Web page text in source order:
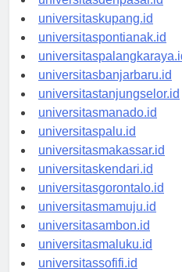
universitasdenpasar.id
universitaskupang.id
universitaspontianak.id
universitaspalangkaraya.id
universitasbanjarbaru.id
universitastanjungselor.id
universitasmanado.id
universitaspalu.id
universitasmakassar.id
universitaskendari.id
universitasgorontalo.id
universitasmamuju.id
universitasambon.id
universitasmaluku.id